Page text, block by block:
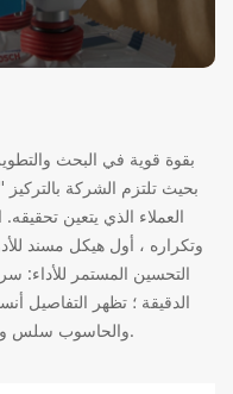
بحيث تلتزم الشركة
العملاء الذي يتعين
وتكراره ، أول هيكل مسند
الدقيقة ؛ تظهر التفاصيل
والحاسوب سلس ومريح ؛ مزيد من الراحة الجمالية والبصرية.